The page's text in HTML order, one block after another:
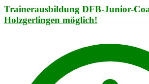
Trainerausbildung DFB-Junior-
Holzgerlingen möglich!